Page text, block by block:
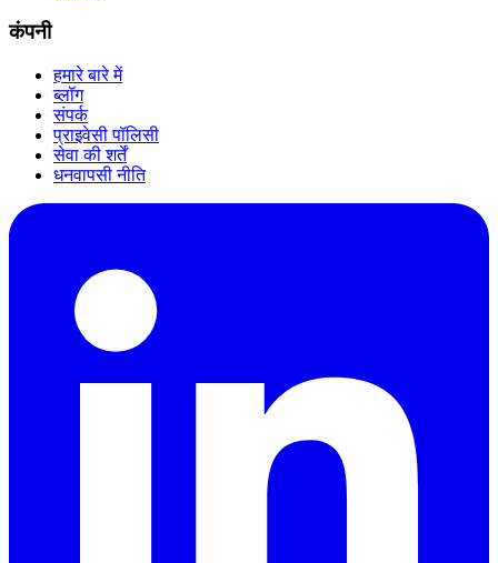
कंपनी
हमारे बारे में
ब्लॉग
संपर्क
प्राइवेसी पॉलिसी
सेवा की शर्तें
धनवापसी नीति